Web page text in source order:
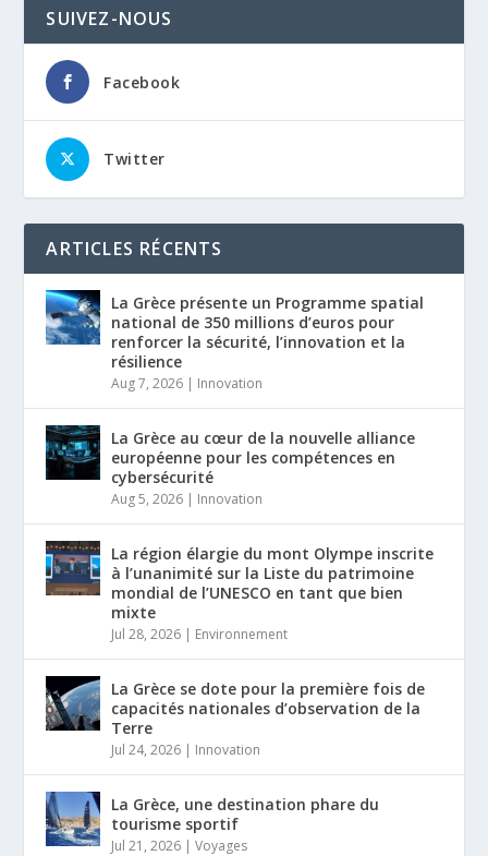
SUIVEZ-NOUS
Facebook
Twitter
ARTICLES RÉCENTS
La Grèce présente un Programme spatial
national de 350 millions d’euros pour
renforcer la sécurité, l’innovation et la
résilience
Aug 7, 2026 | Innovation
La Grèce au cœur de la nouvelle alliance
européenne pour les compétences en
cybersécurité
Aug 5, 2026 | Innovation
La région élargie du mont Olympe inscrite
à l’unanimité sur la Liste du patrimoine
mondial de l’UNESCO en tant que bien
mixte
Jul 28, 2026 | Environnement
La Grèce se dote pour la première fois de
capacités nationales d’observation de la
Terre
Jul 24, 2026 | Innovation
La Grèce, une destination phare du
tourisme sportif
Jul 21, 2026 |Voyages